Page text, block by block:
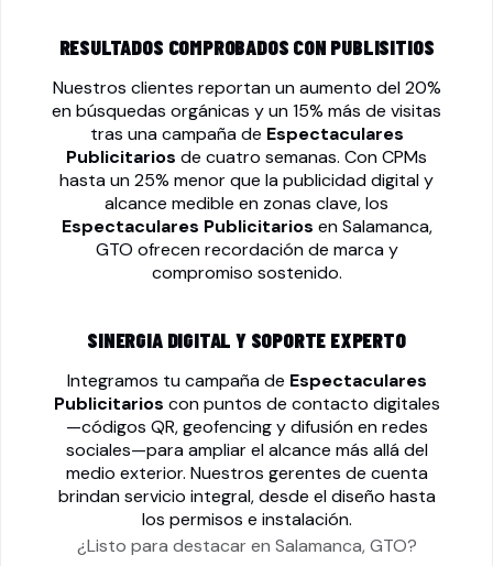
RESULTADOS COMPROBADOS CON PUBLISITIOS
Nuestros clientes reportan un aumento del 20%
en búsquedas orgánicas y un 15% más de visitas
tras una campaña de Espectaculares
Publicitarios de cuatro semanas. Con CPMs
hasta un 25% menor que la publicidad digital y
alcance medible en zonas clave, los
Espectaculares Publicitarios en Salamanca,
GTO ofrecen recordación de marca y
compromiso sostenido.
SINERGIA DIGITAL Y SOPORTE EXPERTO
Integramos tu campaña de Espectaculares
Publicitarios con puntos de contacto digitales
—códigos QR, geofencing y difusión en redes
sociales—para ampliar el alcance más allá del
medio exterior. Nuestros gerentes de cuenta
brindan servicio integral, desde el diseño hasta
los permisos e instalación.
¿Listo para destacar en Salamanca, GTO?